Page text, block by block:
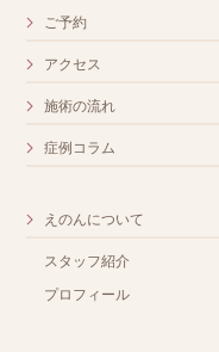
ご予約
アクセス
施術の流れ
症例コラム
えのんについて
スタッフ紹介
プロフィール